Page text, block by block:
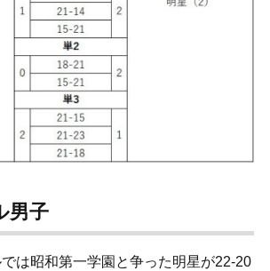
男子
は昭和第一学園と争った明星が22-20